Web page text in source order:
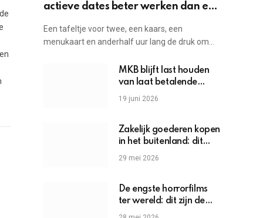
actieve dates beter werken dan een
Een tafeltje voor twee, een kaars, een
menukaart en anderhalf uur lang de druk om…
MKB blijft last houden
van laat betalende
grote bedrijven
19 juni 2026
Zakelijk goederen kopen
in het buitenland: dit
moet je weten
29 mei 2026
De engste horrorfilms
ter wereld: dit zijn de
griezels die je hartslag